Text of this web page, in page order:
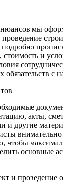
нюансов мы
стоимость и
обязательств с
акты,
и другие
основные
и проведение